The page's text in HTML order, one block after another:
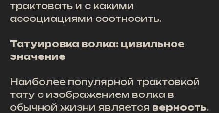
трактовать и с какими
ассоциациями соотносить.
Татуировка волка: цивильное
значение
Наиболее популярной трактовкой
тату с изображением волка в
обычной жизни является верность.